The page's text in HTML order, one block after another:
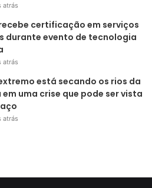
atrás
certificação em serviços
durante evento de tecnologia
atrás
está secando os rios da
em uma crise que pode ser vista
atrás